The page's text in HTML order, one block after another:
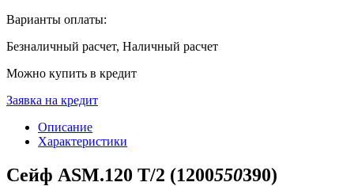
Варианты оплаты:
Безналичный расчет, Наличный расчет
Можно купить в кредит
Заявка на кредит
Описание
Характеристики
Сейф ASM.120 Т/2 (1200550390)